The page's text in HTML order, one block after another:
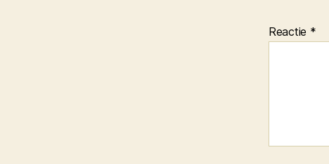
Reactie *